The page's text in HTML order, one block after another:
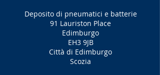
Deposito di pneumatici e batterie
91 Lauriston Place
Edimburgo
EH3 9JB
Città di Edimburgo
Scozia